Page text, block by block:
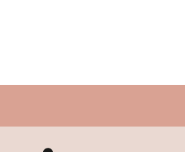
Cadeautje bij bestelling